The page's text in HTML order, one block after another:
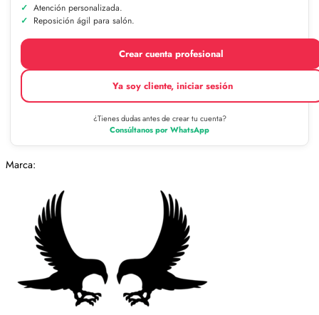
Atención personalizada.
Reposición ágil para salón.
Crear cuenta profesional
Ya soy cliente, iniciar sesión
¿Tienes dudas antes de crear tu cuenta?
Consúltanos por WhatsApp
Marca: